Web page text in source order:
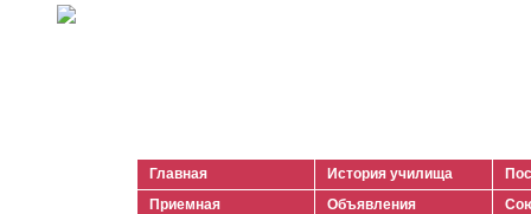
Главная История училища
Приемная
Объявления